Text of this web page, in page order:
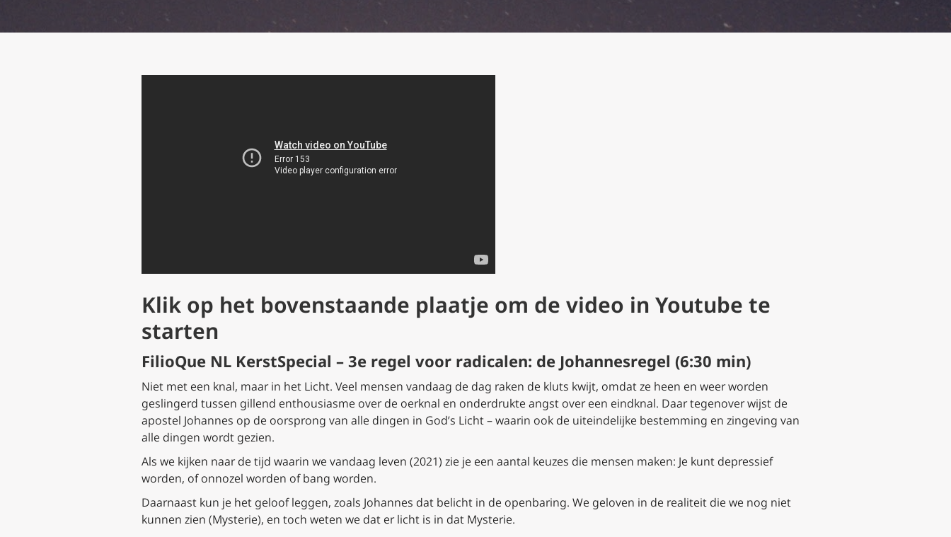
Klik op het bovenstaande plaatje om de video in Youtube te
starten
FilioQue NL KerstSpecial – 3e regel voor radicalen: de Johannesregel (6:30 min)
Niet met een knal, maar in het Licht. Veel mensen vandaag de dag raken de kluts kwijt, omdat ze heen en weer worden
geslingerd tussen gillend enthousiasme over de oerknal en onderdrukte angst over een eindknal. Daar tegenover wijst de
apostel Johannes op de oorsprong van alle dingen in God’s Licht – waarin ook de uiteindelijke bestemming en zingeving van
alle dingen wordt gezien.
Als we kijken naar de tijd waarin we vandaag leven (2021) zie je een aantal keuzes die mensen maken: Je kunt depressief
worden, of onnozel worden of bang worden.
Daarnaast kun je het geloof leggen, zoals Johannes dat belicht in de openbaring. We geloven in de realiteit die we nog niet
kunnen zien (Mysterie), en toch weten we dat er licht is in dat Mysterie.